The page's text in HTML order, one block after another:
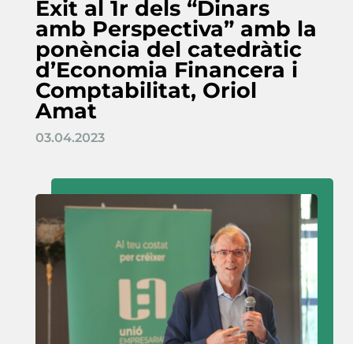
Èxit al 1r dels “Dinars
amb Perspectiva” amb la
ponència del catedràtic
d’Economia Financera i
Comptabilitat, Oriol
Amat
03.04.2023